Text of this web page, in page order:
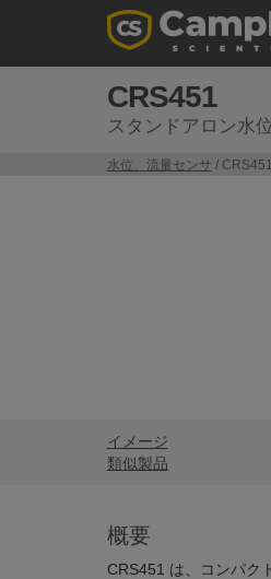
CRS451
スタンドアロン水
水位、流量センサ / CRS451
イメージ
類似製品
概要
CRS451 は、コンパク